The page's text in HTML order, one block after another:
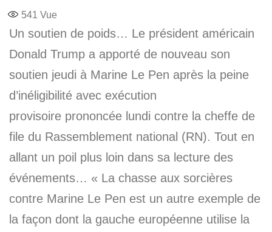
541 Vue
Un soutien de poids… Le président américain
Donald Trump a apporté de nouveau son
soutien jeudi à Marine Le Pen après la peine
d’inéligibilité avec exécution
provisoire prononcée lundi contre la cheffe de
file du Rassemblement national (RN). Tout en
allant un poil plus loin dans sa lecture des
événements… « La chasse aux sorcières
contre Marine Le Pen est un autre exemple de
la façon dont la gauche européenne utilise la